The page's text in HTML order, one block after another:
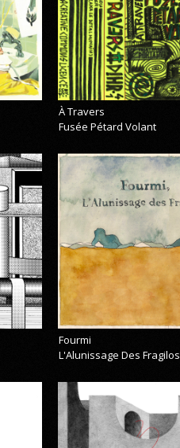
À Travers
Fusée Pétard Volant
Fourmi
L'Alunissage Des Fragilos